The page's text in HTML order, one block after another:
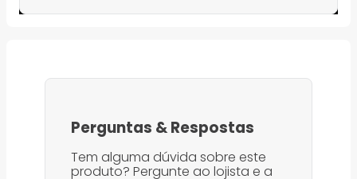
Perguntas &Respostas
Tem alguma dúvida sobre este
produto? Pergunte ao lojista e a